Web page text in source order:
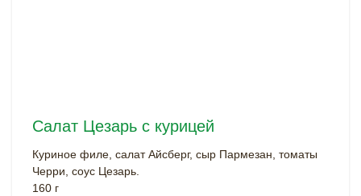
Салат Цезарь с курицей
Куриное филе, салат Айсберг, сыр Пармезан, томаты
Черри, соус Цезарь.
160 г